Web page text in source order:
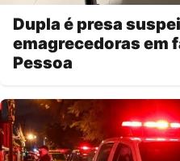
Dupla é presa
emagrecedoras em
Pessoa